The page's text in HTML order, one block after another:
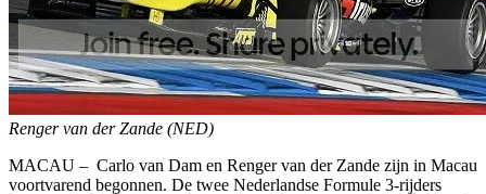
Renger van der Zande (NED)
MACAU – Carlo van Dam en Renger van der Zande zijn in Macau
voortvarend begonnen. De twee Nederlandse Formule 3-rijders